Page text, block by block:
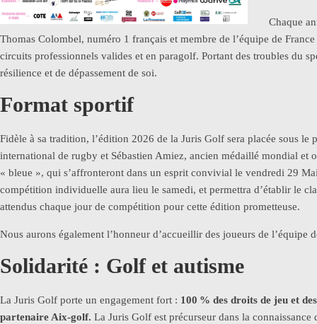
Chaque
Thomas Colombel, numéro 1 français et membre de l’équipe de
circuits professionnels valides et en paragolf. Portant des troubles du
résilience et de dépassement de soi.
Format sportif
Fidèle à sa tradition, l’édition 2026 de la Juris Golf sera placée sous
international de rugby et Sébastien Amiez, ancien médaillé mondial et
« bleue », qui s’affronteront dans un esprit convivial le vendredi 29
compétition individuelle aura lieu le samedi, et permettra d’établir le
attendus chaque jour de compétition pour cette édition prometteuse.
Nous aurons également l’honneur d’accueillir des joueurs de
Solidarité : Golf et autisme
La Juris Golf porte un engagement fort : 100 % des droits de jeu et
partenaire Aix-golf. La Juris Golf est précurseur dans la